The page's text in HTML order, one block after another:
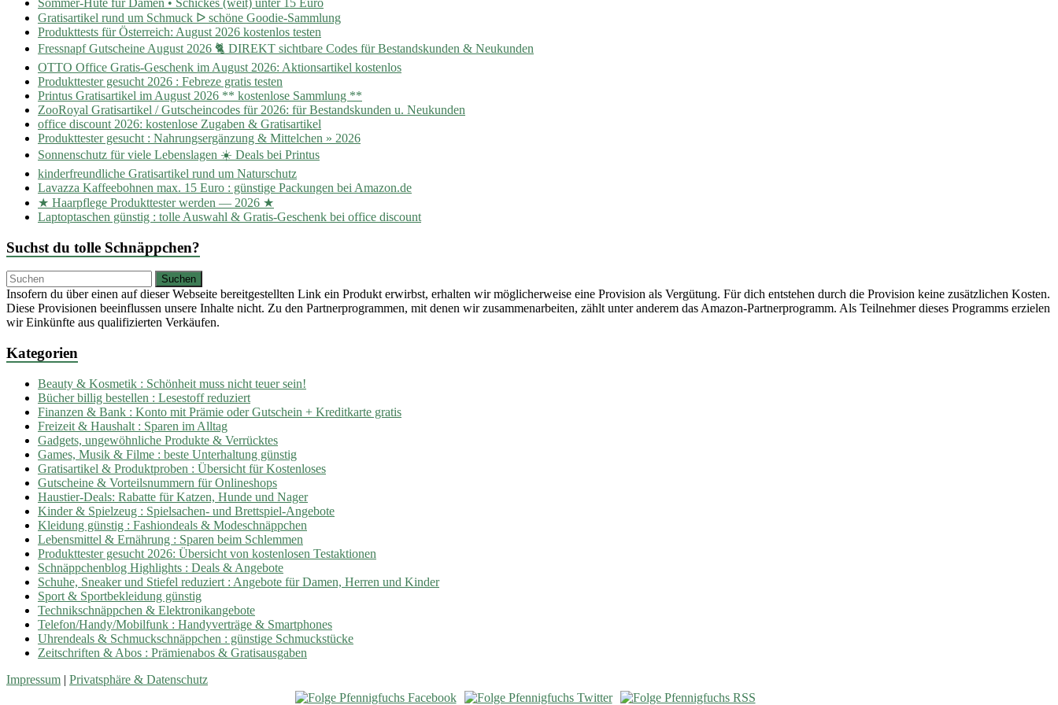
Sommer-Hüte für Damen • Schickes (weit) unter 15 Euro
Gratisartikel rund um Schmuck ᐅ schöne Goodie-Sammlung
Produkttests für Österreich: August 2026 kostenlos testen
Fressnapf Gutscheine August 2026 🐈 DIREKT sichtbare Codes für Bestandskunden & Neukunden
OTTO Office Gratis-Geschenk im August 2026: Aktionsartikel kostenlos
Produkttester gesucht 2026 : Febreze gratis testen
Printus Gratisartikel im August 2026 ** kostenlose Sammlung **
ZooRoyal Gratisartikel / Gutscheincodes für 2026: für Bestandskunden u. Neukunden
office discount 2026: kostenlose Zugaben & Gratisartikel
Produkttester gesucht : Nahrungsergänzung & Mittelchen » 2026
Sonnenschutz für viele Lebenslagen ☀️ Deals bei Printus
kinderfreundliche Gratisartikel rund um Naturschutz
Lavazza Kaffeebohnen max. 15 Euro : günstige Packungen bei Amazon.de
★ Haarpflege Produkttester werden — 2026 ★
Laptoptaschen günstig : tolle Auswahl & Gratis-Geschenk bei office discount
Suchst du tolle Schnäppchen?
Insofern du über einen auf dieser Webseite bereitgestellten Link ein Produkt erwirbst, erhalten wir möglicherweise eine Provision als Vergütung. Für dich entstehen durch die Provision keine zusätzlichen Kosten.
Diese Provisionen beeinflussen unsere Inhalte nicht. Zu den Partnerprogrammen, mit denen wir zusammenarbeiten, zählt unter anderem das Amazon-Partnerprogramm. Als Teilnehmer dieses Programms erzielen
wir Einkünfte aus qualifizierten Verkäufen.
Kategorien
Beauty & Kosmetik : Schönheit muss nicht teuer sein!
Bücher billig bestellen : Lesestoff reduziert
Finanzen & Bank : Konto mit Prämie oder Gutschein + Kreditkarte gratis
Freizeit & Haushalt : Sparen im Alltag
Gadgets, ungewöhnliche Produkte & Verrücktes
Games, Musik & Filme : beste Unterhaltung günstig
Gratisartikel & Produktproben : Übersicht für Kostenloses
Gutscheine & Vorteilsnummern für Onlineshops
Haustier-Deals: Rabatte für Katzen, Hunde und Nager
Kinder & Spielzeug : Spielsachen- und Brettspiel-Angebote
Kleidung günstig : Fashiondeals & Modeschnäppchen
Lebensmittel & Ernährung : Sparen beim Schlemmen
Produkttester gesucht 2026: Übersicht von kostenlosen Testaktionen
Schnäppchenblog Highlights : Deals & Angebote
Schuhe, Sneaker und Stiefel reduziert : Angebote für Damen, Herren und Kinder
Sport & Sportbekleidung günstig
Technikschnäppchen & Elektronikangebote
Telefon/Handy/Mobilfunk : Handyverträge & Smartphones
Uhrendeals & Schmuckschnäppchen : günstige Schmuckstücke
Zeitschriften & Abos : Prämienabos & Gratisausgaben
Impressum | Privatsphäre & Datenschutz